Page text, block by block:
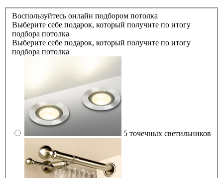
Воспользуйтесь онлайн подбором потолка
Выберите себе подарок, который получите по итогу
подбора потолка
Выберите себе подарок, который получите по итогу
подбора потолка
5 точечных светильников